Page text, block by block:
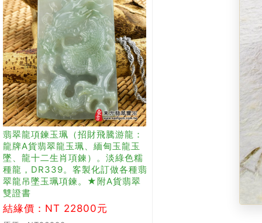
翡翠龍項鍊玉珮（招財飛騰游龍：
龍牌A貨翡翠龍玉珮、緬甸玉龍玉
墜、龍十二生肖項鍊）。淡綠色糯
種龍，DR339。客製化訂做各種翡
翠龍吊墜玉珮項鍊。★附A貨翡翠
雙證書
結緣價：NT 22800元